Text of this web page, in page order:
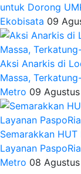
untuk Dorong
Ekobisata 09
Aksi Anarkis di
Massa,
Metro 09
Semarakkan
Layanan
Metro 08